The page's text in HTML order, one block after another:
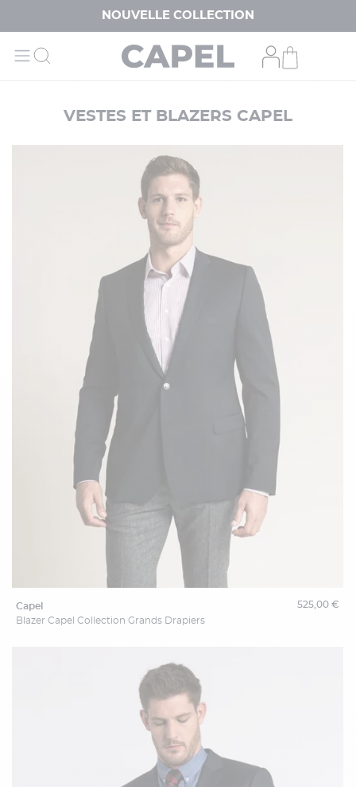
NOUVELLE COLLECTION
VESTES ET BLAZERS CAPEL
capel
Blazer Capel Collection Grands Drapiers
525,00 €